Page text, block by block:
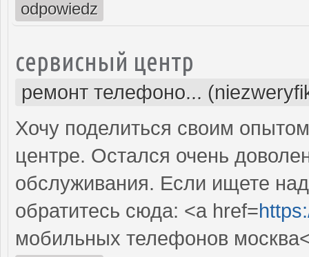
odpowiedz
сервисный центр
ремонт телефоно...
Хочу поделиться своим
центре. Остался очень
обслуживания. Если ищете
обратитесь сюда: <a href=
мобильных телефонов